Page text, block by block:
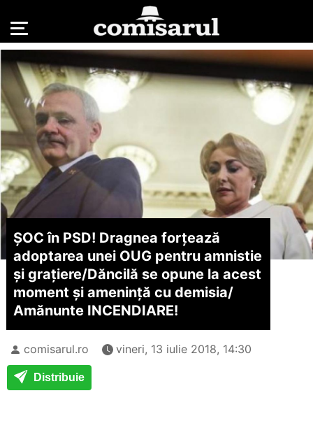
ȘOC în PSD! Dragnea forțează
adoptarea unei OUG pentru amnistie
și grațiere/Dăncilă se opune la acest
moment și amenință cu demisia/
Amănunte INCENDIARE!
comisarul.ro vineri, 13 iulie 2018, 14:30
Distribuie